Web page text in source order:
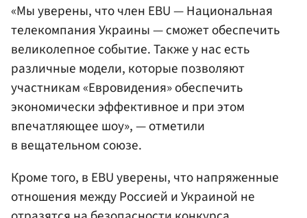
«Мы уверены, что член EBU — Национальная
телекомпания Украины — сможет обеспечить
великолепное событие. Также у нас есть
различные модели, которые позволяют
участникам «Евровидения» обеспечить
экономически эффективное и при этом
впечатляющее шоу», — отметили
в вещательном союзе.
Кроме того, в EBU уверены, что напряженные
отношения между Россией и Украиной не